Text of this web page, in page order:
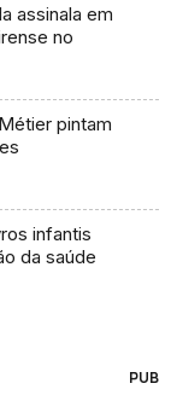
assinala em
no
pintam
infantis
da saúde
PUB